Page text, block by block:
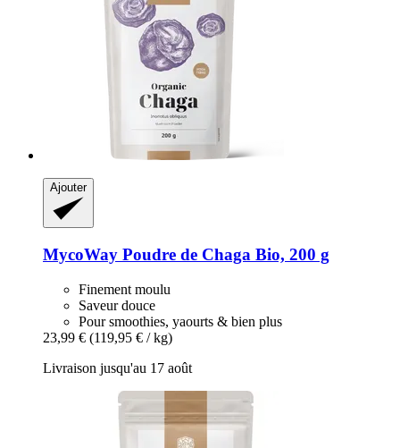
Ajouter
MycoWay Poudre de Chaga Bio, 200 g
Finement moulu
Saveur douce
Pour smoothies, yaourts & bien plus
23,99 € (119,95 € / kg)
Livraison jusqu'au 17 août